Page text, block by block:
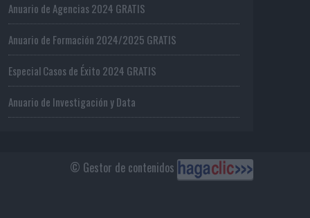
Anuario de Agencias 2024 GRATIS
Anuario de Formación 2024/2025 GRATIS
Especial Casos de Éxito 2024 GRATIS
Anuario de Investigación y Data
© Gestor de contenidos